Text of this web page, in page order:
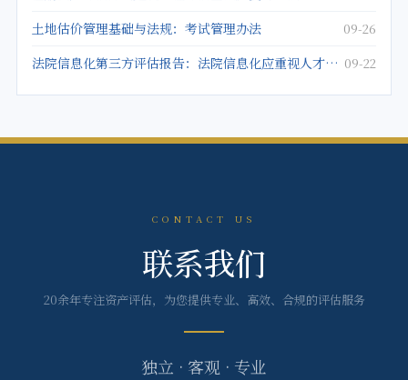
土地估价管理基础与法规：考试管理办法 09-26
法院信息化第三方评估报告：法院信息化应重视人才建设 09-22
CONTACT US
联系我们
20余年专注资产评估，为您提供专业、高效、合规的评估服务
独立 · 客观 · 专业